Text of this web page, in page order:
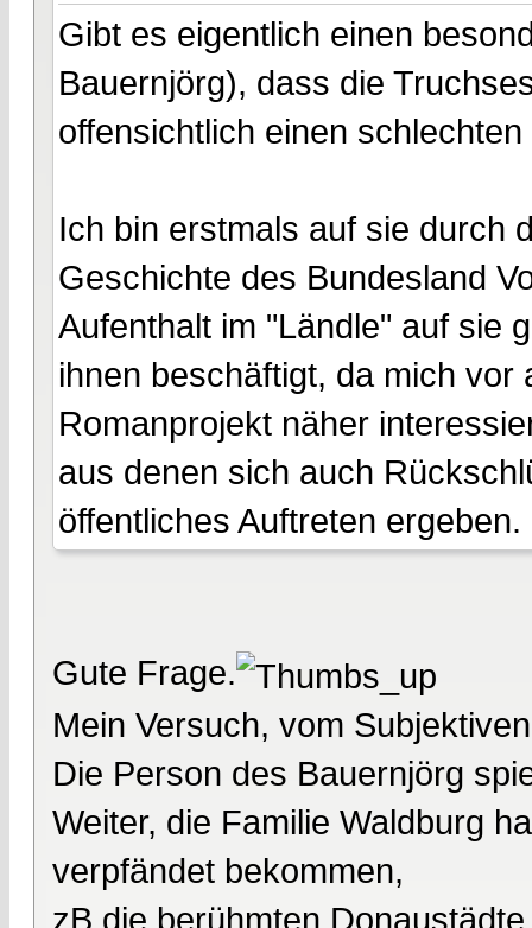
Gibt es eigentlich einen
Bauernjörg), dass die
offensichtlich einen
Ich bin erstmals auf sie durch
Geschichte des Bundesland
Aufenthalt im "Ländle" auf sie
ihnen beschäftigt, da mich vor
Romanprojekt näher
aus denen sich auch
öffentliches Auftreten ergeben.
Gute Frage.
Mein Versuch, vom
Die Person des Bauernjörg
Weiter, die Familie Waldburg
verpfändet bekommen,
zB die berühmten